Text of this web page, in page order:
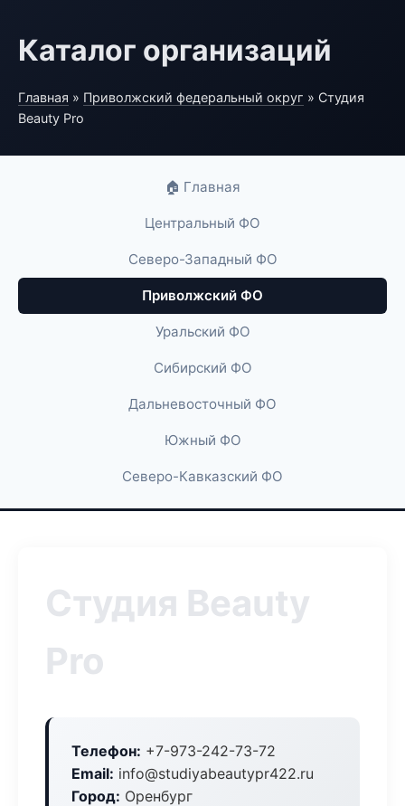
Каталог организаций
Главная » Приволжский федеральный округ » Студия
Beauty Pro
🏠 Главная
Центральный ФО
Северо-Западный ФО
Приволжский ФО
Уральский ФО
Сибирский ФО
Дальневосточный ФО
Южный ФО
Северо-Кавказский ФО
Студия Beauty
Pro
Телефон: +7-973-242-73-72
Email: info@studiyabeautypr422.ru
Город: Оренбург